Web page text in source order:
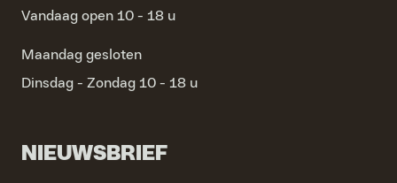
Vandaag open 10 - 18 u
Maandag gesloten
Dinsdag - Zondag 10 - 18 u
NIEUWSBRIEF